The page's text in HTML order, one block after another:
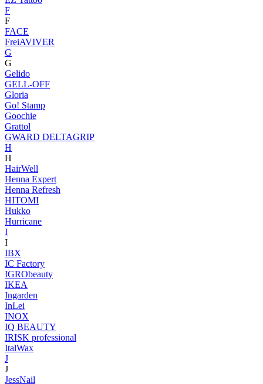
F
F
FACE
FreiAVIVER
G
G
Gelido
GELL-OFF
Gloria
Go! Stamp
Goochie
Grattol
GWARD DELTAGRIP
H
H
HairWell
Henna Expert
Henna Refresh
HITOMI
Hukko
Hurricane
I
I
IBX
IC Factory
IGRObeauty
IKEA
Ingarden
InLei
INOX
IQ BEAUTY
IRISK professional
ItalWax
J
J
JessNail